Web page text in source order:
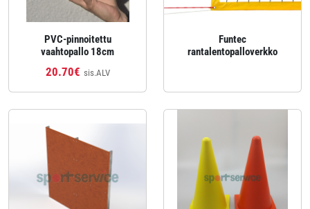
PVC-pinnoitettu
vaahtopallo 18cm
20.70€ sis.ALV
Funtec
rantalentopalloverkko